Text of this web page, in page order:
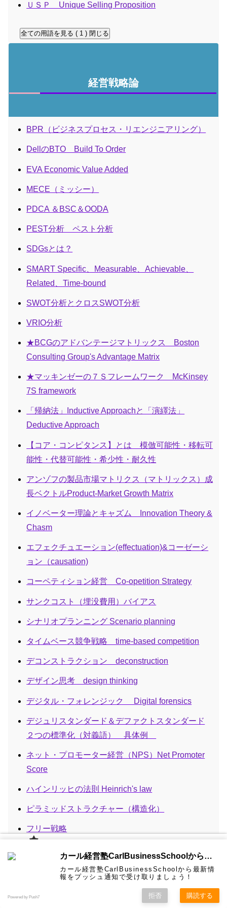
ＵＳＰ Unique Selling Proposition
全ての用語を見る ( 1 ) 閉じる
経営戦略論
BPR（ビジネスプロセス・リエンジニアリング）
DellのBTO Build To Order
EVA Economic Value Added
MECE（ミッシー）
PDCA ＆BSC＆OODA
PEST分析 ペスト分析
SDGsとは？
SMART Specific、Measurable、Achievable、
Related、Time-bound
SWOT分析とクロスSWOT分析
VRIO分析
★BCGのアドバンテージマトリックス Boston
Consulting Group's Advantage Matrix
★マッキンゼーの７Ｓフレームワーク McKinsey
7S framework
「帰納法」Inductive Approachと「演繹法」
Deductive Approach
【コア・コンピタンス】とは 模倣可能性・移転可
能性・代替可能性・希少性・耐久性
アンゾフの製品市場マトリクス（マトリックス）成
長ベクトルProduct-Market Growth Matrix
イノベーター理論とキャズム Innovation Theory &
Chasm
エフェクチュエーション(effectuation)&コーゼーシ
ョン（causation)
コーペティション経営 Co-opetition Strategy
サンクコスト（埋没費用）バイアス
シナリオプランニング Scenario planning
タイムベース競争戦略 time-based competition
デコンストラクション deconstruction
デザイン思考 design thinking
デジタル・フォレンジック Digital forensics
デジュリスタンダード＆デファクトスタンダード
２つの標準化（対義語） 具体例
ネット・プロモーター経営（NPS）Net Promoter
Score
ハインリッヒの法則 Heinrich's law
ピラミッドストラクチャー（構造化）
フリー戦略
ブルー・オーシャン戦略 Blue Ocean Strategy
ポーターのCSV Creating Shared Value
ばれまし
コンサル
ティング
経営学用
語集
認定コン
サルタン
無料メル
マガ！
★カール
経営塾動
お問い合
わせ
★熱海風
水＆グリ
プライバ
カール経営塾CarlBusinessSchoolから通知を受け取る
カール経営塾CarlBusinessSchoolから最新情
報をプッシュ通知で受け取りましょう！
Powered by Push7 拒否 購読する